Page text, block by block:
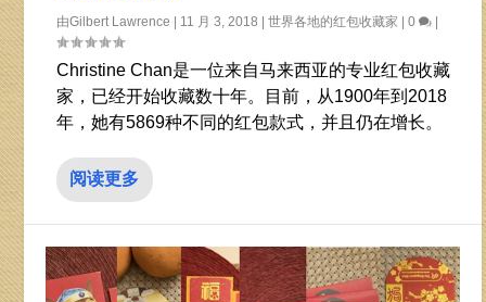
由Gilbert Lawrence | 11 月 3, 2018 |世界各地的红包收藏家 |0 |
Christine Chan是一位来自马来西亚的专业红包收藏
家，已经开始收藏数十年。目前，从1900年到2018
年，她有5869种不同的红包款式，并且仍在增长。
阅读更多